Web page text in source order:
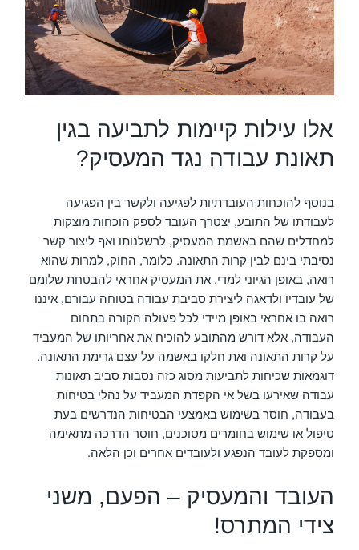
אלו עילות קיימות לתביעה בגין
תאונת עבודה נגד המעסיק?
בנוסף להוכחות העובדתיות לפגיעה ולקשר בין הפגיעה
לעבודתו של התובע, יצטרך העובד לספק הוכחות מוצקות
למחדלים שהם באשמת המעסיק, לרשלנותו ואף ליצור קשר
נסיבתי בינם לבין קרות התאונה. כלומר, החוק, למרות שהוא
רואה, באופן הגיוני למדי, את המעסיק אחראי להבטחת שלומם
של עובדיו ולדאגה ליצירת סביבת עבודה בטוחה עבורם, איננו
רואה בו אחראי באופן מיידי לכל פעולה הקורה בתחום
העבודה, אלא דורש מהתובע להוכיח את אחריותו של המעביד
על קרות התאונה ואת חלקו באשמה על עצם גרימת התאונה.
דוגמאות שכיחות לתביעות מסוג כזה נסבות סביב תאונות
עבודה שאירעו בשל אי הקפדת המעביד על נהלי בטיחות
בעבודה, חוסר בשימוש באמצעי הבטיחות הנדרשים בעת
טיפול או שימוש בחומרים מסוכנים, חוסר הדרכה מתאימה
ומספקת לעובד הנפגע ולעובדים אחרים וכן הלאה.
העובד והמעסיק – הפעם, משני
צידי המתרס!